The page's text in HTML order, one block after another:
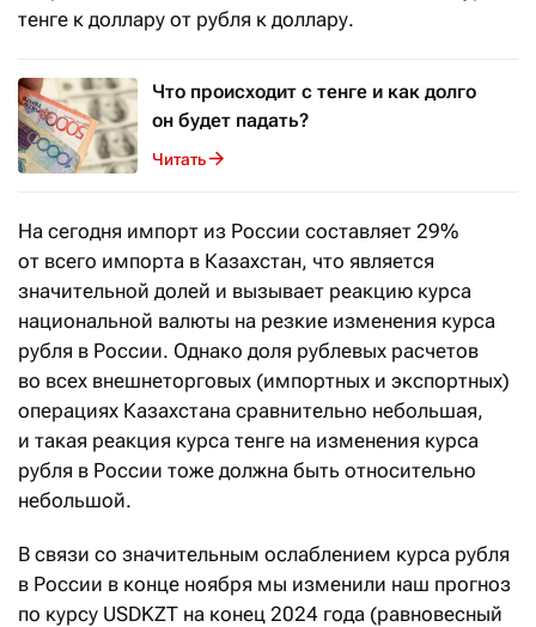
тенге к доллару от рубля к доллару.
Что происходит с тенге и как долго
он будет падать?
Читать
На сегодня импорт из России составляет 29%
от всего импорта в Казахстан, что является
значительной долей и вызывает реакцию курса
национальной валюты на резкие изменения курса
рубля в России. Однако доля рублевых расчетов
во всех внешнеторговых (импортных и экспортных)
операциях Казахстана сравнительно небольшая,
и такая реакция курса тенге на изменения курса
рубля в России тоже должна быть относительно
небольшой.
В связи со значительным ослаблением курса рубля
в России в конце ноября мы изменили наш прогноз
по курсу USDKZT на конец 2024 года (равновесный